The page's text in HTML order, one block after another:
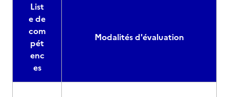
List
e de
com
pét
enc
es
Modalités d'évaluation